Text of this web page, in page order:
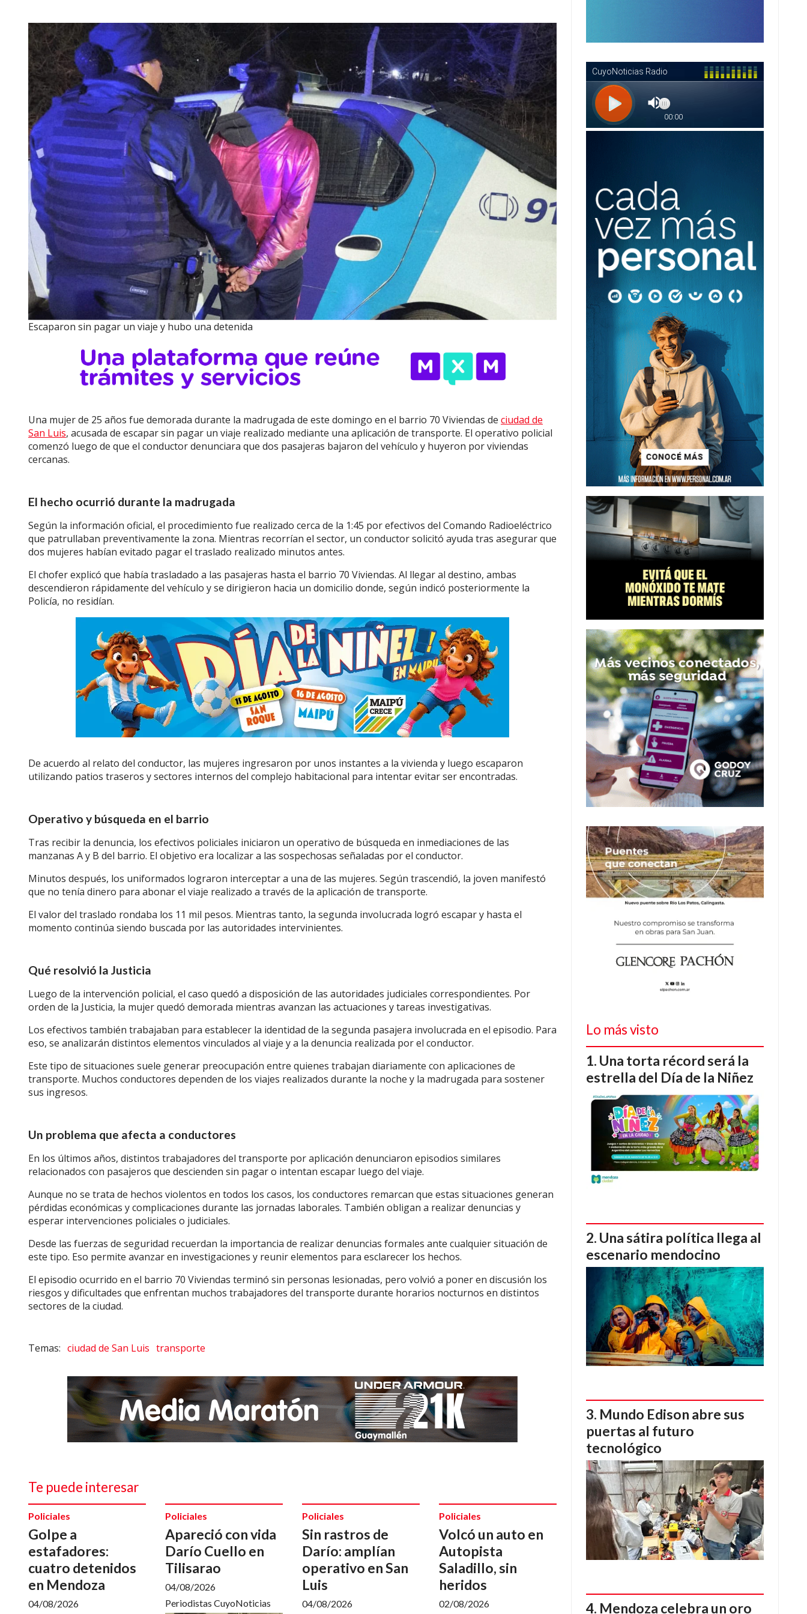
Escaparon sin pagar un viaje y hubo una detenida
Una mujer de 25 años fue demorada durante la madrugada de este domingo en el barrio 70 Viviendas de ciudad de
San Luis, acusada de escapar sin pagar un viaje realizado mediante una aplicación de transporte. El operativo policial
comenzó luego de que el conductor denunciara que dos pasajeras bajaron del vehículo y huyeron por viviendas
cercanas.
El hecho ocurrió durante la madrugada
Según la información oficial, el procedimiento fue realizado cerca de la 1:45 por efectivos del Comando Radioeléctrico
que patrullaban preventivamente la zona. Mientras recorrían el sector, un conductor solicitó ayuda tras asegurar que
dos mujeres habían evitado pagar el traslado realizado minutos antes.
El chofer explicó que había trasladado a las pasajeras hasta el barrio 70 Viviendas. Al llegar al destino, ambas
descendieron rápidamente del vehículo y se dirigieron hacia un domicilio donde, según indicó posteriormente la
Policía, no residían.
De acuerdo al relato del conductor, las mujeres ingresaron por unos instantes a la vivienda y luego escaparon
utilizando patios traseros y sectores internos del complejo habitacional para intentar evitar ser encontradas.
Operativo y búsqueda en el barrio
Tras recibir la denuncia, los efectivos policiales iniciaron un operativo de búsqueda en inmediaciones de las
manzanas A y B del barrio. El objetivo era localizar a las sospechosas señaladas por el conductor.
Minutos después, los uniformados lograron interceptar a una de las mujeres. Según trascendió, la joven manifestó
que no tenía dinero para abonar el viaje realizado a través de la aplicación de transporte.
El valor del traslado rondaba los 11 mil pesos. Mientras tanto, la segunda involucrada logró escapar y hasta el
momento continúa siendo buscada por las autoridades intervinientes.
Qué resolvió la Justicia
Luego de la intervención policial, el caso quedó a disposición de las autoridades judiciales correspondientes. Por
orden de la Justicia, la mujer quedó demorada mientras avanzan las actuaciones y tareas investigativas.
Los efectivos también trabajaban para establecer la identidad de la segunda pasajera involucrada en el episodio. Para
eso, se analizarán distintos elementos vinculados al viaje y a la denuncia realizada por el conductor.
Este tipo de situaciones suele generar preocupación entre quienes trabajan diariamente con aplicaciones de
transporte. Muchos conductores dependen de los viajes realizados durante la noche y la madrugada para sostener
sus ingresos.
Un problema que afecta a conductores
En los últimos años, distintos trabajadores del transporte por aplicación denunciaron episodios similares
relacionados con pasajeros que descienden sin pagar o intentan escapar luego del viaje.
Aunque no se trata de hechos violentos en todos los casos, los conductores remarcan que estas situaciones generan
pérdidas económicas y complicaciones durante las jornadas laborales. También obligan a realizar denuncias y
esperar intervenciones policiales o judiciales.
Desde las fuerzas de seguridad recuerdan la importancia de realizar denuncias formales ante cualquier situación de
este tipo. Eso permite avanzar en investigaciones y reunir elementos para esclarecer los hechos.
El episodio ocurrido en el barrio 70 Viviendas terminó sin personas lesionadas, pero volvió a poner en discusión los
riesgos y dificultades que enfrentan muchos trabajadores del transporte durante horarios nocturnos en distintos
sectores de la ciudad.
ciudad de San Luis transporte
Te puede interesar
Golpe a
estafadores:
cuatro detenidos
en Mendoza
Policiales
04/08/2026
Apareció con vida
Darío Cuello en
Tilisarao
Periodistas CuyoNoticias
Policiales
04/08/2026
Sin rastros de
Darío: amplían
operativo en San
Luis
Policiales
04/08/2026
Volcó un auto en
Autopista
Saladillo, sin
heridos
Policiales
02/08/2026
Lo más visto
Una torta récord será la
estrella del Día de la Niñez
Una sátira política llega al
escenario mendocino
Mundo Edison abre sus
puertas al futuro
tecnológico
Mendoza celebra un oro